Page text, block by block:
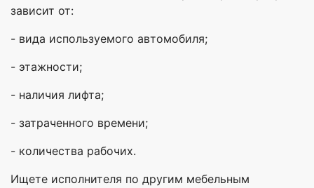
зависит от:
- вида используемого автомобиля;
- этажности;
- наличия лифта;
- затраченного времени;
- количества рабочих.
Ищете исполнителя по другим мебельным